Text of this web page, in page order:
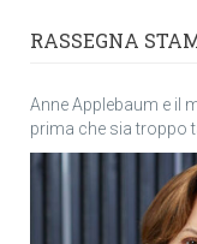
RASSEGNA
Anne Applebaum e il
prima che sia troppo